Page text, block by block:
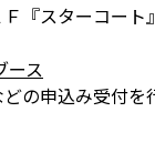
『スターコート
ース
の申込み受付を